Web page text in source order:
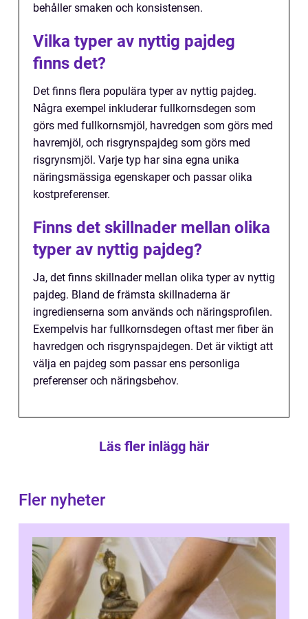
behåller smaken och konsistensen.
Vilka typer av nyttig pajdeg
finns det?
Det finns flera populära typer av nyttig pajdeg.
Några exempel inkluderar fullkornsdegen som
görs med fullkornsmjöl, havredgen som görs med
havremjöl, och risgrynspajdeg som görs med
risgrynsmjöl. Varje typ har sina egna unika
näringsmässiga egenskaper och passar olika
kostpreferenser.
Finns det skillnader mellan olika
typer av nyttig pajdeg?
Ja, det finns skillnader mellan olika typer av nyttig
pajdeg. Bland de främsta skillnaderna är
ingredienserna som används och näringsprofilen.
Exempelvis har fullkornsdegen oftast mer fiber än
havredgen och risgrynspajdegen. Det är viktigt att
välja en pajdeg som passar ens personliga
preferenser och näringsbehov.
Läs fler inlägg här
Fler nyheter